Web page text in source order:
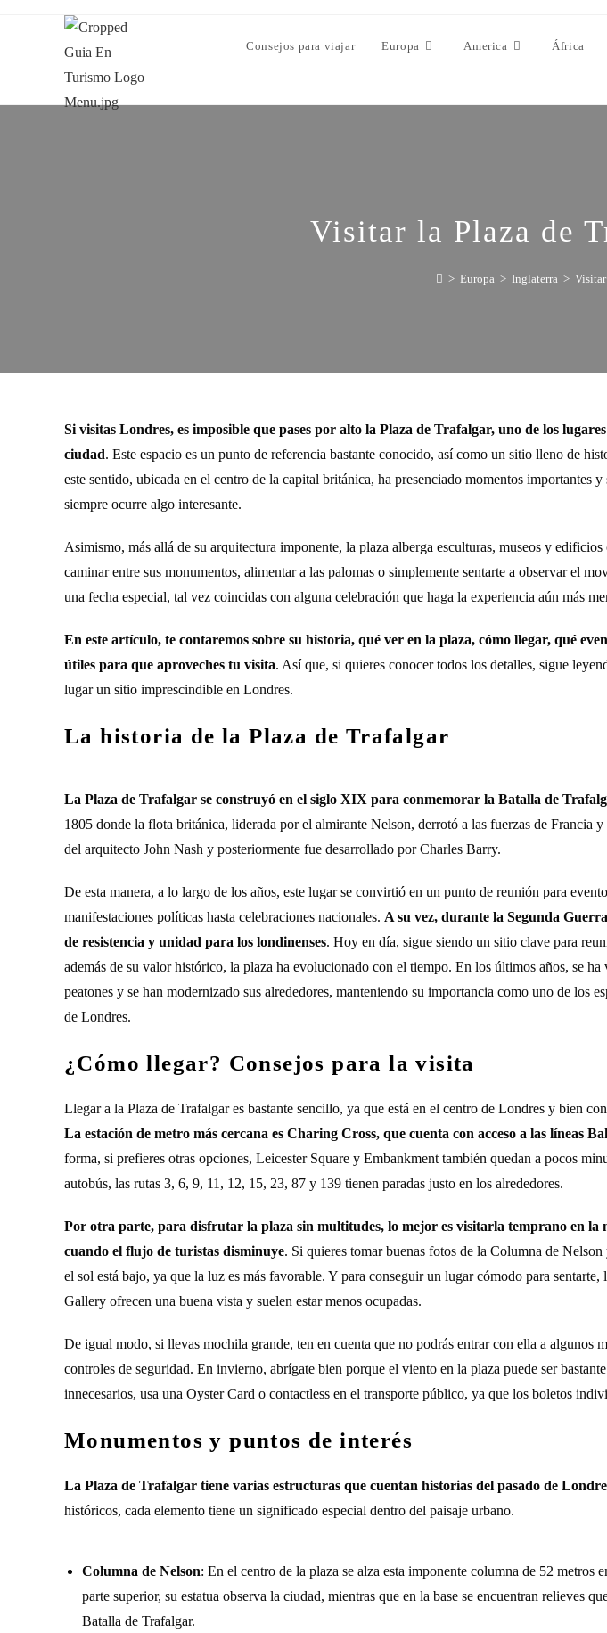
Consejos para viajar Europa America África
Visitar la Plaza de
> Europa > Inglaterra >
Si visitas Londres, es imposible que pases por alto la Plaza de Trafalgar, uno de los
ciudad. Este espacio es un punto de referencia bastante conocido, así como un sitio lleno de
este sentido, ubicada en el centro de la capital británica, ha presenciado momentos importantes
siempre ocurre algo interesante.
Asimismo, más allá de su arquitectura imponente, la plaza alberga esculturas, museos y
caminar entre sus monumentos, alimentar a las palomas o simplemente sentarte a observar el
una fecha especial, tal vez coincidas con alguna celebración que haga la experiencia aún más
En este artículo, te contaremos sobre su historia, qué ver en la plaza, cómo llegar, qué
útiles para que aproveches tu visita. Así que, si quieres conocer todos los detalles, sigue
lugar un sitio imprescindible en Londres.
La historia de la Plaza de Trafalgar
La Plaza de Trafalgar se construyó en el siglo XIX para conmemorar la Batalla de
1805 donde la flota británica, liderada por el almirante Nelson, derrotó a las fuerzas de Francia
del arquitecto John Nash y posteriormente fue desarrollado por Charles Barry.
De esta manera, a lo largo de los años, este lugar se convirtió en un punto de reunión para
manifestaciones políticas hasta celebraciones nacionales. A su vez, durante la Segunda
de resistencia y unidad para los londinenses. Hoy en día, sigue siendo un sitio clave para
además de su valor histórico, la plaza ha evolucionado con el tiempo. En los últimos años, se ha
peatones y se han modernizado sus alrededores, manteniendo su importancia como uno de los
de Londres.
¿Cómo llegar? Consejos para la visita
Llegar a la Plaza de Trafalgar es bastante sencillo, ya que está en el centro de Londres y bien
La estación de metro más cercana es Charing Cross, que cuenta con acceso a las líneas
forma, si prefieres otras opciones, Leicester Square y Embankment también quedan a pocos
autobús, las rutas 3, 6, 9, 11, 12, 15, 23, 87 y 139 tienen paradas justo en los alrededores.
Por otra parte, para disfrutar la plaza sin multitudes, lo mejor es visitarla temprano en la
cuando el flujo de turistas disminuye. Si quieres tomar buenas fotos de la Columna de
el sol está bajo, ya que la luz es más favorable. Y para conseguir un lugar cómodo para sentarte,
Gallery ofrecen una buena vista y suelen estar menos ocupadas.
De igual modo, si llevas mochila grande, ten en cuenta que no podrás entrar con ella a algunos
controles de seguridad. En invierno, abrígate bien porque el viento en la plaza puede ser
innecesarios, usa una Oyster Card o contactless en el transporte público, ya que los boletos
Monumentos y puntos de interés
La Plaza de Trafalgar tiene varias estructuras que cuentan historias del pasado de
históricos, cada elemento tiene un significado especial dentro del paisaje urbano.
Columna de Nelson: En el centro de la plaza se alza esta imponente columna de 52 metros
parte superior, su estatua observa la ciudad, mientras que en la base se encuentran relieves
Batalla de Trafalgar.